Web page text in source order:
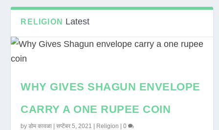
RELIGION Latest
WHY GIVES SHAGUN ENVELOPE
CARRY A ONE RUPEE COIN
byडोम कावळा |सप्टेंबर 5, 2021 Religion |0